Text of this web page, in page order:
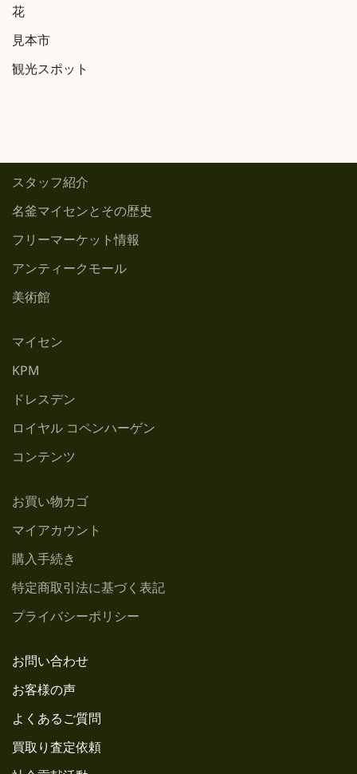
花
見本市
観光スポット
スタッフ紹介
名釜マイセンとその歴史
フリーマーケット情報
アンティークモール
美術館
マイセン
KPM
ドレスデン
ロイヤル コペンハーゲン
コンテンツ
お買い物カゴ
マイアカウント
購入手続き
特定商取引法に基づく表記
プライバシーポリシー
お問い合わせ
お客様の声
よくあるご質問
買取り査定依頼